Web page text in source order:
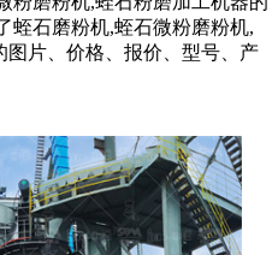
蛭石磨粉机,蛭石微粉磨粉机,
图片、价格、报价、型号、产